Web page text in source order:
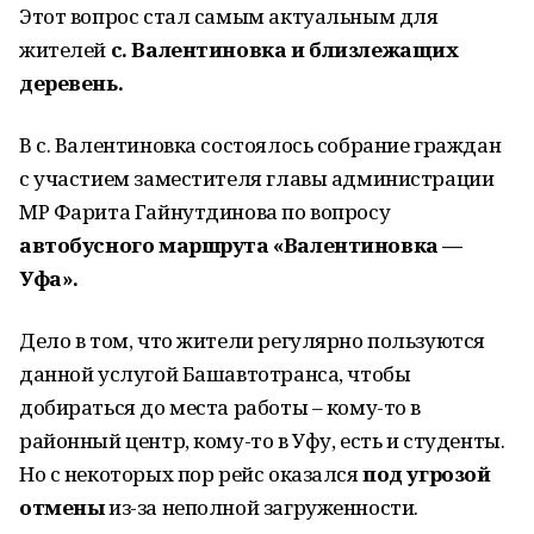
Этот вопрос стал самым актуальным для
жителей с. Валентиновка и близлежащих
деревень.
В с. Валентиновка состоялось собрание граждан
с участием заместителя главы администрации
МР Фарита Гайнутдинова по вопросу
автобусного маршрута «Валентиновка —
Уфа».
Дело в том, что жители регулярно пользуются
данной услугой Башавтотранса, чтобы
добираться до места работы – кому-то в
районный центр, кому-то в Уфу, есть и студенты.
Но с некоторых пор рейс оказалсяпод угрозой
отменыиз-за неполной загруженности.